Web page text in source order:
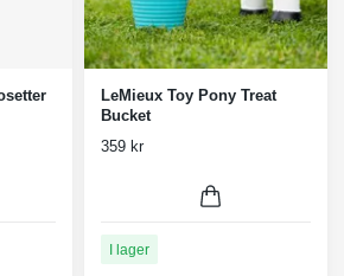
LeMieux Toy Pony Treat
Bucket
359 kr
I lager